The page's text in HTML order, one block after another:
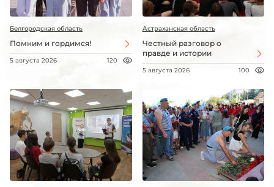
Белгородская область
Помним и гордимся!
5 августа 2026 120
Астраханская область
Честный разговор о
правде и истории
5 августа 2026 100